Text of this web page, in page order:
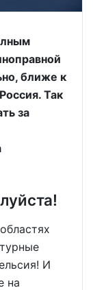
ближе к
Так
за
И
на